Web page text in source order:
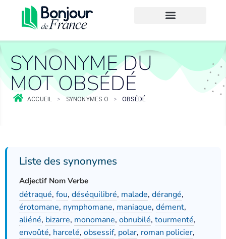
SYNONYME DU
MOT OBSÉDÉ
ACCUEIL > SYNONYMES O > OBSÉDÉ
Liste des synonymes
Adjectif Nom Verbe
détraqué, fou, déséquilibré, malade, dérangé,
érotomane, nymphomane, maniaque, dément,
aliéné, bizarre, monomane, obnubilé, tourmenté,
envoûté, harcelé, obsessif, polar, roman policier,